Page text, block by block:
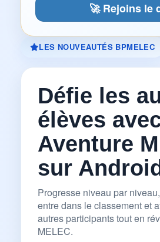
🚀 Rejoins le
LES NOUVEAUTÉS BPMELEC
Défie les
élèves
Aventure
sur Android
Progresse niveau par
entre dans le classement et
autres participants tout en
MELEC.